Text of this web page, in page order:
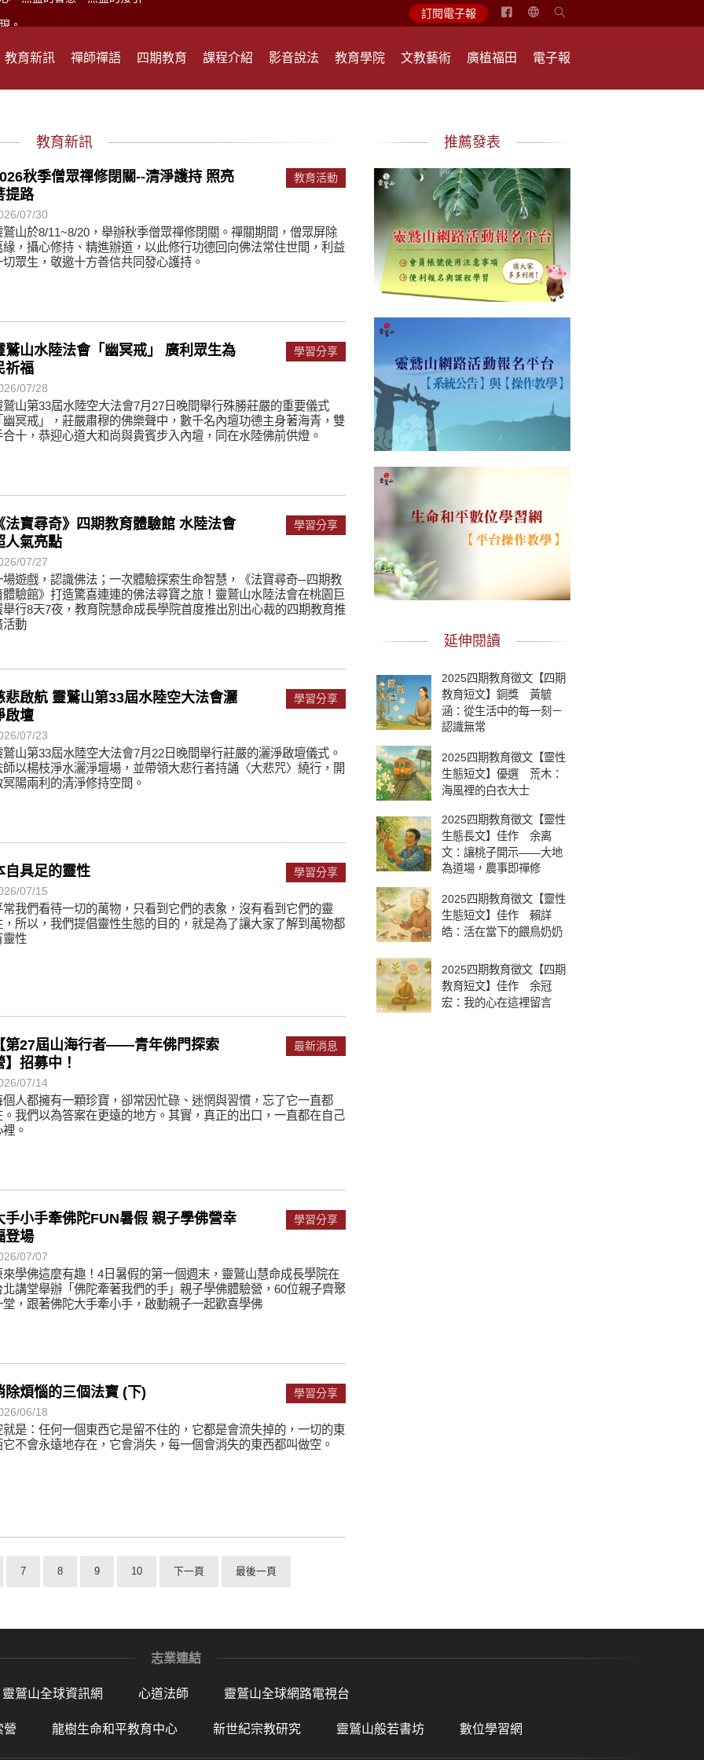
在？
，讓生命更寬廣。
沉澱，才能傾聽。
。
、無盡的智慧、無盡的接引。
，讓生命更寬廣。
業；正面積極樂觀，就是生活禪。
沉澱，才能傾聽。
訂閱電子報
简
中
教育新訊 禪師禪語 四期教育 課程介紹 影音說法 教育學院 文教藝術 廣植福田 電子報
教育新訊
秋季僧眾禪修閉關--清淨護持 照亮
提路
07/30
鷲山於8/11~8/20，舉辦秋季僧眾禪修閉關。禪關期間，僧眾屏除
緣，攝心修持、精進辦道，以此修行功德回向佛法常住世間，利益
切眾生，敬邀十方善信共同發心護持。
教育活動
鷲山水陸法會「幽冥戒」 廣利眾生為
祈福
07/28
鷲山第33屆水陸空大法會7月27日晚間舉行殊勝莊嚴的重要儀式
幽冥戒」，莊嚴肅穆的佛樂聲中，數千名內壇功德主身著海青，雙
合十，恭迎心道大和尚與貴賓步入內壇，同在水陸佛前供燈。
學習分享
法寶尋奇》四期教育體驗館 水陸法會
人氣亮點
07/27
場遊戲，認識佛法；一次體驗探索生命智慧，《法寶尋奇─四期教
體驗館》打造驚喜連連的佛法尋寶之旅！靈鷲山水陸法會在桃園巨
舉行8天7夜，教育院慧命成長學院首度推出別出心裁的四期教育推
活動
學習分享
悲啟航 靈鷲山第33屆水陸空大法會灑
啟壇
07/23
鷲山第33屆水陸空大法會7月22日晚間舉行莊嚴的灑淨啟壇儀式。
師以楊枝淨水灑淨壇場，並帶領大悲行者持誦〈大悲咒〉繞行，開
冥陽兩利的清淨修持空間。
學習分享
自具足的靈性
07/15
常我們看待一切的萬物，只看到它們的表象，沒有看到它們的靈
，所以，我們提倡靈性生態的目的，就是為了讓大家了解到萬物都
靈性
學習分享
第27屆山海行者——青年佛門探索
】招募中！
07/14
個人都擁有一顆珍寶，卻常因忙碌、迷惘與習慣，忘了它一直都
。我們以為答案在更遠的地方。其實，真正的出口，一直都在自己
。
最新消息
手小手牽佛陀FUN暑假 親子學佛營幸
登場
07/07
來學佛這麼有趣！4日暑假的第一個週末，靈鷲山慧命成長學院在
北講堂舉辦「佛陀牽著我們的手」親子學佛體驗營，60位親子齊聚
堂，跟著佛陀大手牽小手，啟動親子一起歡喜學佛
學習分享
除煩惱的三個法寶 (下)
06/18
就是：任何一個東西它是留不住的，它都是會流失掉的，一切的東
它不會永遠地存在，它會消失，每一個會消失的東西都叫做空。
學習分享
推薦發表
延伸閱讀
2025四期教育徵文【四期
教育短文】銅獎 黃毓
涵：從生活中的每一刻－
認識無常
2025四期教育徵文【靈性
生態短文】優選 荒木：
海風裡的白衣大士
2025四期教育徵文【靈性
生態長文】佳作 余离
文：讓桃子開示——大地
為道場，農事即禪修
2025四期教育徵文【靈性
生態短文】佳作 賴詳
皓：活在當下的餵鳥奶奶
2025四期教育徵文【四期
教育短文】佳作 余冠
宏：我的心在這裡留言
7 8 9 10 下一頁 最後一頁
志業連結
靈鷲山全球資訊網 心道法師 靈鷲山全球網路電視台
營 龍樹生命和平教育中心 新世紀宗教研究 靈鷲山般若書坊 數位學習網